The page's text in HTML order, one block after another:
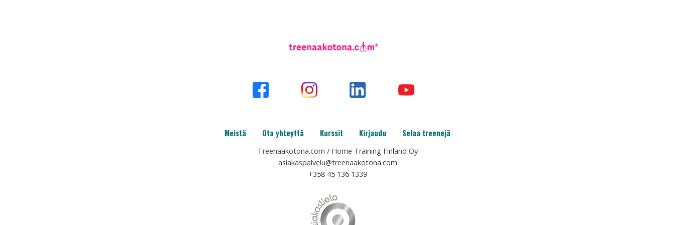
Meistä Ota yhteyttä Kurssit Kirjaudu Selaa treenejä
Treenaakotona.com / Home Training Finland Oy
asiakaspalvelu@treenaakotona.com
+358 45 136 1339